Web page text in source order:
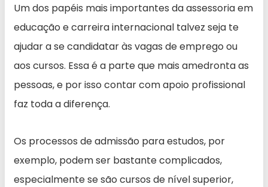
Um dos papéis mais importantes da assessoria em
educação e carreira internacional talvez seja te
ajudar a se candidatar às vagas de emprego ou
aos cursos. Essa é a parte que mais amedronta as
pessoas, e por isso contar com apoio profissional
faz toda a diferença.
Os processos de admissão para estudos, por
exemplo, podem ser bastante complicados,
especialmente se são cursos de nível superior,